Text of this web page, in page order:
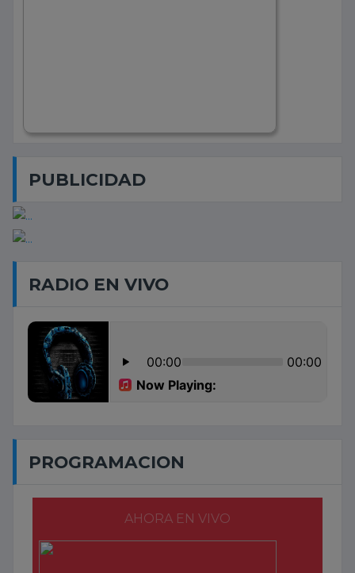
PUBLICIDAD
RADIO EN VIVO
PROGRAMACION
AHORA EN VIVO